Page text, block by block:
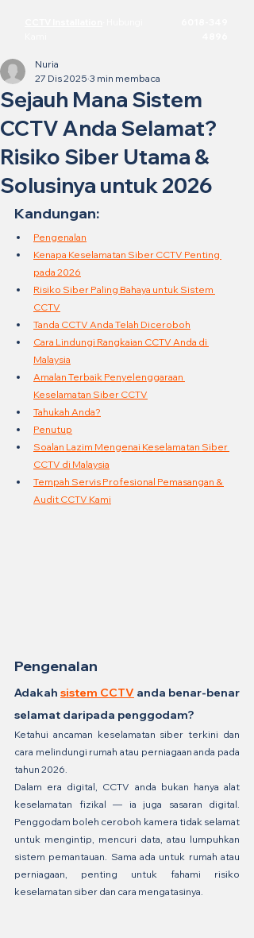
Sejauh Mana Sistem
CCTV Anda Selamat?
Risiko Siber Utama &
Solusinya untuk 2026
Nuria
27 Dis 2025 3 min membaca
Kandungan:
Pengenalan
Kenapa Keselamatan Siber CCTV Penting
pada 2026
Risiko Siber Paling Bahaya untuk Sistem
CCTV
Tanda CCTV Anda Telah Diceroboh
Cara Lindungi Rangkaian CCTV Anda di
Malaysia
Amalan Terbaik Penyelenggaraan
Keselamatan Siber CCTV
Tahukah Anda?
Penutup
Soalan Lazim Mengenai Keselamatan Siber
CCTV di Malaysia
Tempah Servis Profesional Pemasangan &
Audit CCTV Kami
Pengenalan
Adakah sistem CCTV anda benar-benar
selamat daripada penggodam?
Ketahui ancaman keselamatan siber terkini dan
cara melindungi rumah atau perniagaan anda pada
tahun 2026.
Dalam era digital, CCTV anda bukan hanya alat
keselamatan fizikal — ia juga sasaran digital.
Penggodam boleh ceroboh kamera tidak selamat
untuk mengintip, mencuri data, atau lumpuhkan
sistem pemantauan. Sama ada untuk rumah atau
perniagaan, penting untuk fahami risiko
keselamatan siber dan cara mengatasinya.